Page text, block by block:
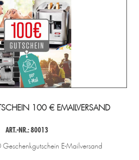
100 € EMAILVERSAND
ART.-NR.: 80013
E-Mailversand